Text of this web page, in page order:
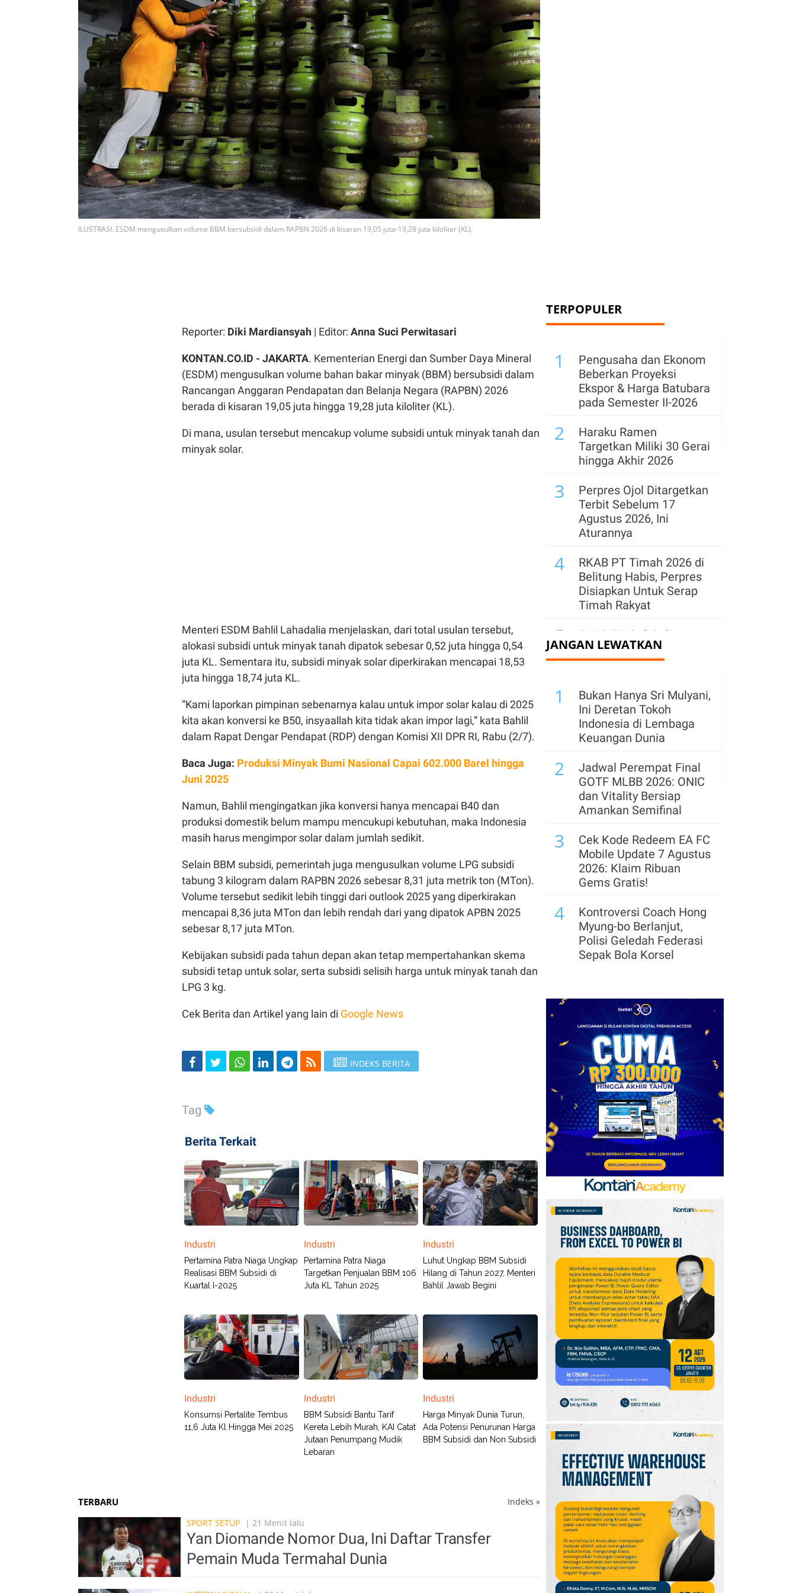
ILUSTRASI. ESDM mengusulkan volume BBM bersubsidi dalam RAPBN 2026 di kisaran 19,05 juta-19,28 juta kiloliter (KL).
Reporter: Diki Mardiansyah | Editor: Anna Suci Perwitasari
KONTAN.CO.ID - JAKARTA. Kementerian Energi dan Sumber Daya Mineral
(ESDM) mengusulkan volume bahan bakar minyak (BBM) bersubsidi dalam
Rancangan Anggaran Pendapatan dan Belanja Negara (RAPBN) 2026
berada di kisaran 19,05 juta hingga 19,28 juta kiloliter (KL).
Di mana, usulan tersebut mencakup volume subsidi untuk minyak tanah dan
minyak solar.
Menteri ESDM Bahlil Lahadalia menjelaskan, dari total usulan tersebut,
alokasi subsidi untuk minyak tanah dipatok sebesar 0,52 juta hingga 0,54
juta KL. Sementara itu, subsidi minyak solar diperkirakan mencapai 18,53
juta hingga 18,74 juta KL.
“Kami laporkan pimpinan sebenarnya kalau untuk impor solar kalau di 2025
kita akan konversi ke B50, insyaallah kita tidak akan impor lagi,” kata Bahlil
dalam Rapat Dengar Pendapat (RDP) dengan Komisi XII DPR RI, Rabu (2/7).
Baca Juga: Produksi Minyak Bumi Nasional Capai 602.000 Barel hingga
Juni 2025
Namun, Bahlil mengingatkan jika konversi hanya mencapai B40 dan
produksi domestik belum mampu mencukupi kebutuhan, maka Indonesia
masih harus mengimpor solar dalam jumlah sedikit.
Selain BBM subsidi, pemerintah juga mengusulkan volume LPG subsidi
tabung 3 kilogram dalam RAPBN 2026 sebesar 8,31 juta metrik ton (MTon).
Volume tersebut sedikit lebih tinggi dari outlook 2025 yang diperkirakan
mencapai 8,36 juta MTon dan lebih rendah dari yang dipatok APBN 2025
sebesar 8,17 juta MTon.
Kebijakan subsidi pada tahun depan akan tetap mempertahankan skema
subsidi tetap untuk solar, serta subsidi selisih harga untuk minyak tanah dan
LPG 3 kg.
Cek Berita dan Artikel yang lain di Google News
INDEKS BERITA
Tag
Berita Terkait
Industri
Pertamina Patra Niaga Ungkap
Realisasi BBM Subsidi di
Kuartal I-2025
Industri
Pertamina Patra Niaga
Targetkan Penjualan BBM 106
Juta KL Tahun 2025
Industri
Luhut Ungkap BBM Subsidi
Hilang di Tahun 2027, Menteri
Bahlil Jawab Begini
Industri
Konsumsi Pertalite Tembus
11,6 Juta Kl Hingga Mei 2025
Industri
BBM Subsidi Bantu Tarif
Kereta Lebih Murah, KAI Catat
Jutaan Penumpang Mudik
Lebaran
Industri
Harga Minyak Dunia Turun,
Ada Potensi Penurunan Harga
BBM Subsidi dan Non Subsidi
TERBARU Indeks »
SPORT SETUP
| 21 Menit lalu
Yan Diomande Nomor Dua, Ini Daftar Transfer
Pemain Muda Termahal Dunia
TERPOPULER
1
Pengusaha dan Ekonom
Beberkan Proyeksi
Ekspor & Harga Batubara
pada Semester II-2026
2
Haraku Ramen
Targetkan Miliki 30 Gerai
hingga Akhir 2026
3
Perpres Ojol Ditargetkan
Terbit Sebelum 17
Agustus 2026, Ini
Aturannya
4
RKAB PT Timah 2026 di
Belitung Habis, Perpres
Disiapkan Untuk Serap
Timah Rakyat
5
RKAB TINS di Belitung
Ludes untuk 2026,
Kementerian ESDM
Masyarakat
Daya Beli Belum Pulih,
Pelaku Pusat Belanja
Bidik Transaksi Rp 38
Triliun di ISF 2026
Indonesia Gandeng
Rubicon Carbon, Garap
70.000 Hektare
Knight Frank: Pasar
Perkantoran Jakarta
Hunian Capai 80%
Freeport Ajukan
Perpanjangan IUPK
10 GAPKI Dorong
Produktivitas dan
Hilirisasi Demi Genjot
Daya Saing Industri
Sawit
JANGAN LEWATKAN
1
Bukan Hanya Sri Mulyani,
Ini Deretan Tokoh
Indonesia di Lembaga
Keuangan Dunia
2
Jadwal Perempat Final
GOTF MLBB 2026: ONIC
dan Vitality Bersiap
Amankan Semifinal
3
Cek Kode Redeem EA FC
Mobile Update 7 Agustus
2026: Klaim Ribuan
Gems Gratis!
4
Kontroversi Coach Hong
Myung-bo Berlanjut,
Polisi Geledah Federasi
Sepak Bola Korsel
Treasuri 9,63 Miliar, Cek
Profil Emiten DSSA
hingga Kinerjanya
Arsenal Perpanjang
Kerja Sama dengan
Emirates hingga 2033, Ini
Detail Kemitraannya
7
Klasemen Grup A Piala
AFF 2026: Ini Skenario
Indonesia Lolos ke
Semifinal
8
FIFA Akhirnya Cairkan
Hadiah Timnas Yordania
yang Tertunda 8 Bulan
9
Promo Alfamart Murah
Banget 7–13 Agustus
2026, Sunlight hingga
Bebelac Diskon
10 Promo JSM Superindo
7–9 Agustus 2026,
Minyak Goreng Rp37.900
hingga Buah Diskon 50%